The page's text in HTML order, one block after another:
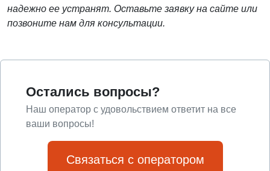
надежно ее устранят. Оставьте заявку на сайте или
позвоните нам для консультации.
Остались вопросы?
Наш оператор с удовольствием ответит на все
ваши вопросы!
Связаться с оператором